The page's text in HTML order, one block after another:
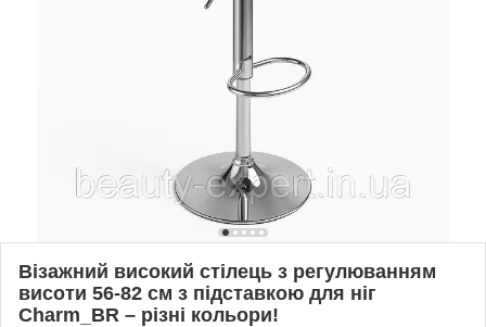
Візажний високий стілець з регулюванням
висоти 56-82 см з підставкою для ніг
Charm_BR – різні кольори!